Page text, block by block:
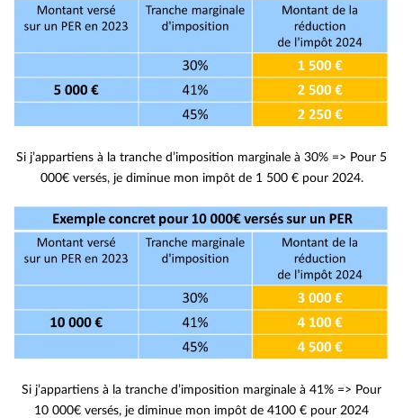
Si j’appartiens à la tranche d’imposition marginale à 30% => Pour 5
000€ versés, je diminue mon impôt de 1 500 € pour 2024.
Si j’appartiens à la tranche d’imposition marginale à 41% => Pour
10 000€ versés, je diminue mon impôt de 4100 € pour 2024